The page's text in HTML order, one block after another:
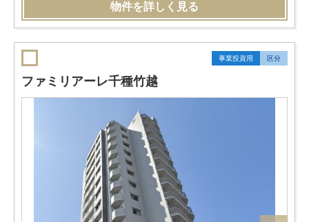
物件を詳しく見る
事業投資用 区分
ファミリアーレ千種竹越